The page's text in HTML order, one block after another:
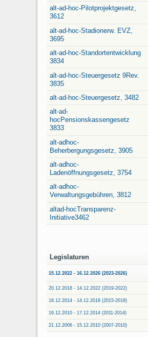
alt-ad-hoc-Pilotprojektgesetz,
3612
alt-ad-hoc-Stadionerw. EVZ,
3695
alt-ad-hoc-Standortentwicklung
3834
alt-ad-hoc-Steuergesetz 9Rev.
3835
alt-ad-hoc-Steuergesetz, 3482
alt-ad-
hocPensionskassengesetz
3833
alt-adhoc-
Beherbergungsgesetz, 3905
alt-adhoc-
Ladenöffnungsgesetz, 3754
alt-adhoc-
Verwaltungsgebühren, 3812
altad-hocTransparenz-
Initiative3462
Legislaturen
15.12.2022 - 16.12.2026 (2023-2026)
20.12.2018 - 14.12.2022 (2019-2022)
18.12.2014 - 14.12.2018 (2015-2018)
16.12.2010 - 17.12.2014 (2011-2014)
21.12.2006 - 15.12.2010 (2007-2010)